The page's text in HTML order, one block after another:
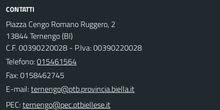
CONTATTI
Piazza Cengo Romano Ruggero, 2
13844 Ternengo (BI)
C.F. 00390220028 - P.Iva: 00390220028
Telefono:015461564
Fax: 0158462745
E-mail:
PEC: